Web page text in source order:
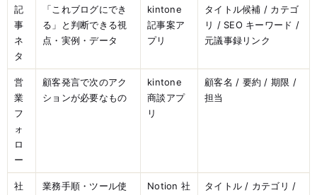
記
事
ネ
タ
「これブログにでき
る」と判断できる視
点・実例・データ
kintone
記事案ア
プリ
タイトル候補 / カテゴ
リ / SEO キーワード /
元議事録リンク
営
業
フ
ォ
ロ
ー
顧客発言で次のアク
ションが必要なもの
kintone
商談アプ
リ
顧客名 / 要約 / 期限 /
担当
社
業務手順・ツール使
Notion 社
タイトル / カテゴリ /